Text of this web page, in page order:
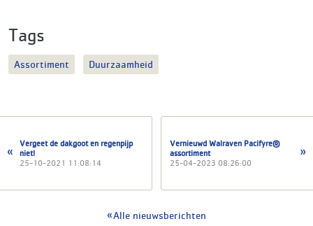
Tags
Assortiment Duurzaamheid
Vergeet de dakgoot en regenpijp
niet!
25-10-2021 11:08:14
Vernieuwd Walraven Pacifyre®
assortiment
25-04-2023 08:26:00
Alle nieuwsberichten